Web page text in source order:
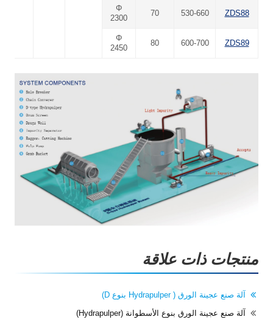
ZDS88
530-660
70
Φ
2300
ZDS89
600-700
80
Φ
2450
منتجات ذات علاقة
آلة صنع عجينة الورق ( Hydrapulper بنوع D)
آلة صنع عجينة الورق بنوع الأسطوانة (Hydrapulper)